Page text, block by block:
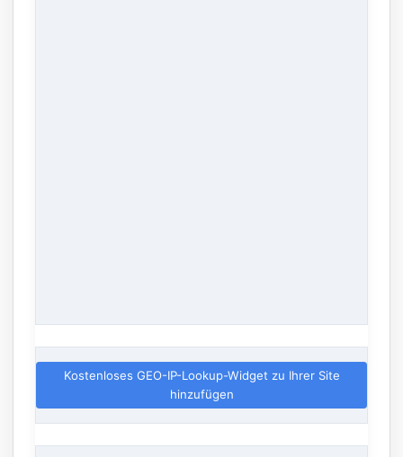
Kostenloses GEO-IP-Lookup-Widget zu Ihrer Site
hinzufügen